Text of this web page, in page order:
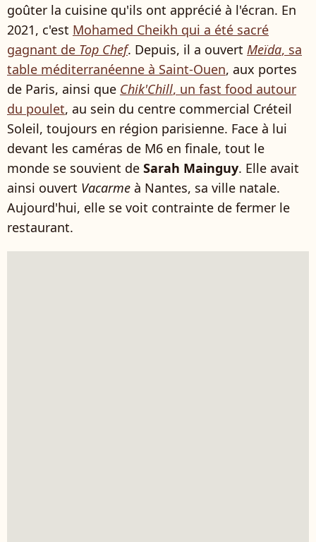
goûter la cuisine qu'ils ont apprécié à l'écran. En
2021, c'est Mohamed Cheikh qui a été sacré
gagnant de Top Chef. Depuis, il a ouvert Meïda, sa
table méditerranéenne à Saint-Ouen, aux portes
de Paris, ainsi que Chik'Chill, un fast food autour
du poulet, au sein du centre commercial Créteil
Soleil, toujours en région parisienne. Face à lui
devant les caméras de M6 en finale, tout le
monde se souvient de Sarah Mainguy. Elle avait
ainsi ouvert Vacarme à Nantes, sa ville natale.
Aujourd'hui, elle se voit contrainte de fermer le
restaurant.